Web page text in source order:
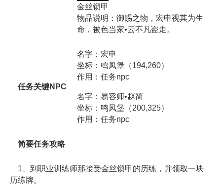
金丝锁甲
物品说明：御赐之物，宏申视其为生
命，被色当家•云不凡盗走。
任务关键NPC
名字：宏申
坐标：鸣凤堡（194,260）
作用：任务npc
名字：易容师•赵简
坐标：鸣凤堡（200,325）
作用：任务npc
简要任务攻略
1、到职业训练师那接受金丝锁甲的历练，并领取一块
历练牌。